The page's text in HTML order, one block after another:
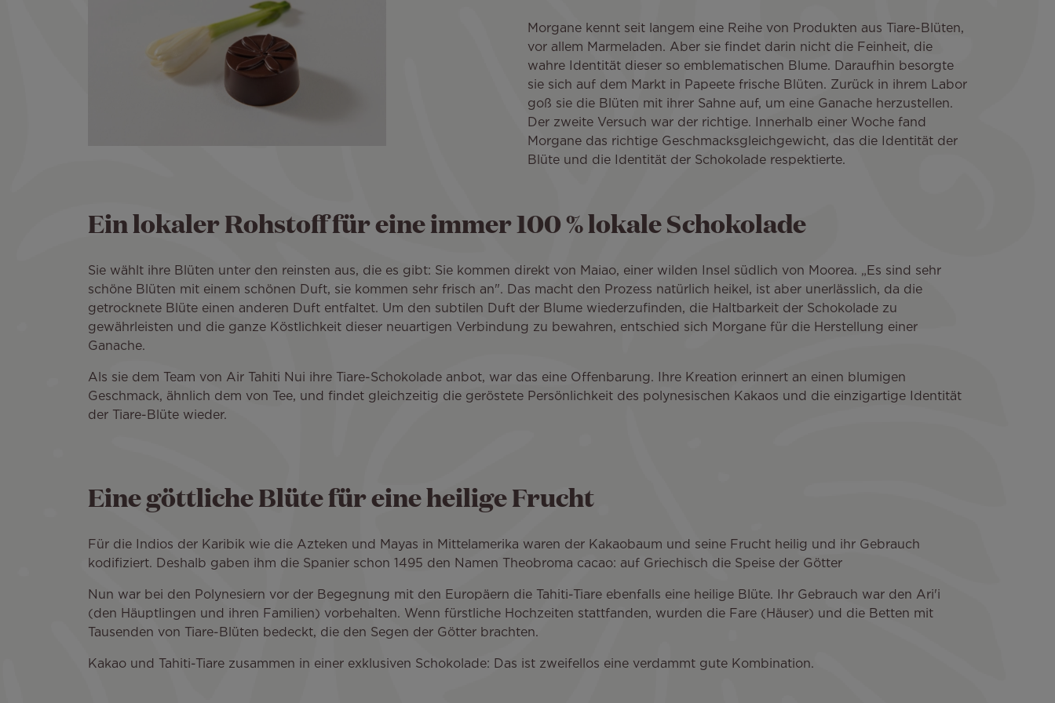
Morgane kennt seit langem eine Reihe von Produkten aus Tiare-Blüten,
vor allem Marmeladen. Aber sie findet darin nicht die Feinheit, die
wahre Identität dieser so emblematischen Blume. Daraufhin besorgte
sie sich auf dem Markt in Papeete frische Blüten. Zurück in ihrem Labor
goß sie die Blüten mit ihrer Sahne auf, um eine Ganache herzustellen.
Der zweite Versuch war der richtige. Innerhalb einer Woche fand
Morgane das richtige Geschmacksgleichgewicht, das die Identität der
Blüte und die Identität der Schokolade respektierte.
Ein lokaler Rohstoff für eine immer 100 % lokale Schokolade
Sie wählt ihre Blüten unter den reinsten aus, die es gibt: Sie kommen direkt von Maiao, einer wilden Insel südlich von Moorea. „Es sind sehr
schöne Blüten mit einem schönen Duft, sie kommen sehr frisch an". Das macht den Prozess natürlich heikel, ist aber unerlässlich, da die
getrocknete Blüte einen anderen Duft entfaltet. Um den subtilen Duft der Blume wiederzufinden, die Haltbarkeit der Schokolade zu
gewährleisten und die ganze Köstlichkeit dieser neuartigen Verbindung zu bewahren, entschied sich Morgane für die Herstellung einer
Ganache.
Als sie dem Team von Air Tahiti Nui ihre Tiare-Schokolade anbot, war das eine Offenbarung. Ihre Kreation erinnert an einen blumigen
Geschmack, ähnlich dem von Tee, und findet gleichzeitig die geröstete Persönlichkeit des polynesischen Kakaos und die einzigartige Identität
der Tiare-Blüte wieder.
Eine göttliche Blüte für eine heilige Frucht
Für die Indios der Karibik wie die Azteken und Mayas in Mittelamerika waren der Kakaobaum und seine Frucht heilig und ihr Gebrauch
kodifiziert. Deshalb gaben ihm die Spanier schon 1495 den Namen Theobroma cacao: auf Griechisch die Speise der Götter
Nun war bei den Polynesiern vor der Begegnung mit den Europäern die Tahiti-Tiare ebenfalls eine heilige Blüte. Ihr Gebrauch war den Ari'i
(den Häuptlingen und ihren Familien) vorbehalten. Wenn fürstliche Hochzeiten stattfanden, wurden die Fare (Häuser) und die Betten mit
Tausenden von Tiare-Blüten bedeckt, die den Segen der Götter brachten.
Kakao und Tahiti-Tiare zusammen in einer exklusiven Schokolade: Das ist zweifellos eine verdammt gute Kombination.